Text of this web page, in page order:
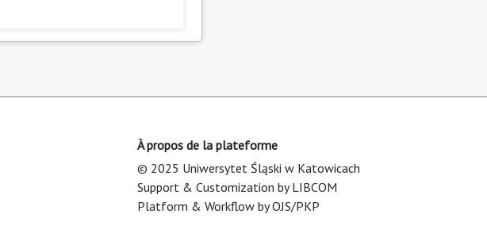
À propos de la plateforme
© 2025 Uniwersytet Śląski w Katowicach
Support & Customization by LIBCOM
Platform & Workflow by OJS/PKP